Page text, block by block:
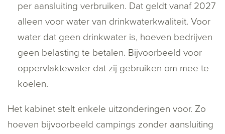
per aansluiting verbruiken. Dat geldt vanaf 2027
alleen voor water van drinkwaterkwaliteit. Voor
water dat geen drinkwater is, hoeven bedrijven
geen belasting te betalen. Bijvoorbeeld voor
oppervlaktewater dat zij gebruiken om mee te
koelen.
Het kabinet stelt enkele uitzonderingen voor. Zo
hoeven bijvoorbeeld campings zonder aansluiting